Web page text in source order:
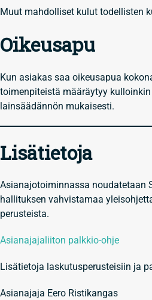
Muut mahdolliset kulut todellisten
Oikeusapu
Kun asiakas saa oikeusapua
toimenpiteistä määräytyy
lainsäädännön mukaisesti.
Lisätietoja
Asianajotoiminnassa noudatetaan
hallituksen vahvistamaa
perusteista.
Asianajajaliiton palkkio-ohje
Lisätietoja laskutusperusteisiin ja
Asianajaja Eero Ristikangas